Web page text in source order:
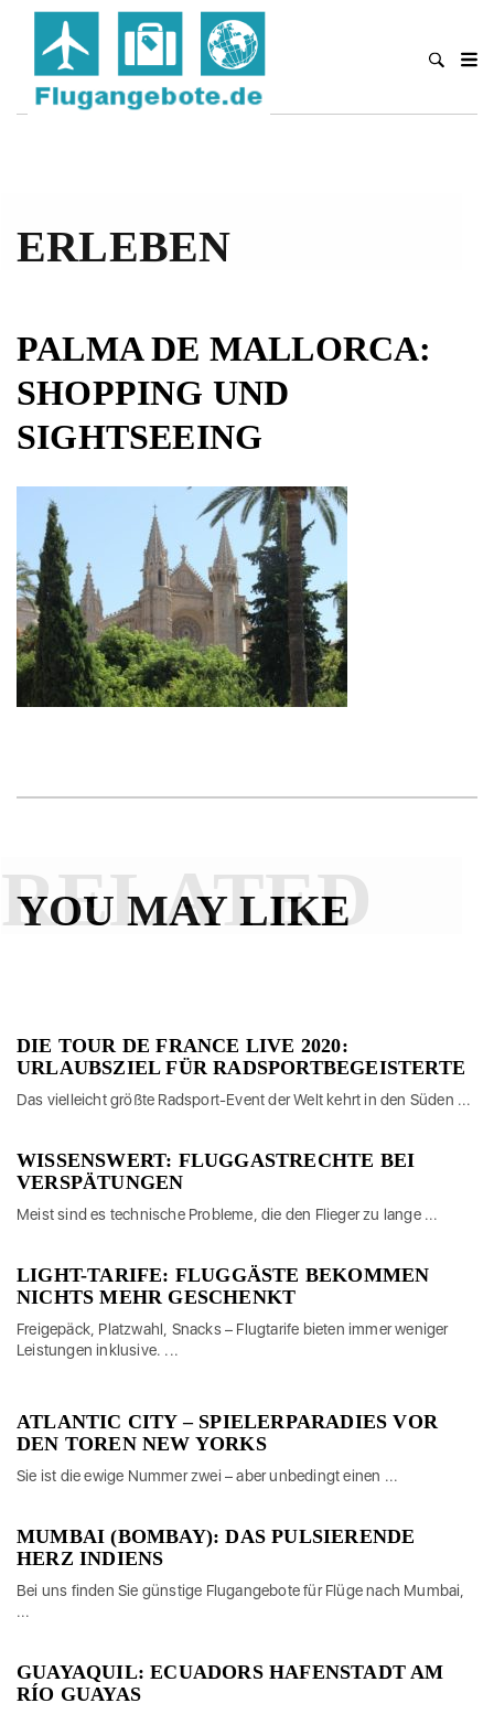
ERLEBEN
PALMA DE MALLORCA:
SHOPPING UND
SIGHTSEEING
YOU MAY LIKE
RELATED
DIE TOUR DE FRANCE LIVE 2020:
URLAUBSZIEL FÜR RADSPORTBEGEISTERTE
Das vielleicht größte Radsport-Event der Welt kehrt in den Süden ...
WISSENSWERT: FLUGGASTRECHTE BEI
VERSPÄTUNGEN
Meist sind es technische Probleme, die den Flieger zu lange ...
LIGHT-TARIFE: FLUGGÄSTE BEKOMMEN
NICHTS MEHR GESCHENKT
Freigepäck, Platzwahl, Snacks – Flugtarife bieten immer weniger
Leistungen inklusive. ...
ATLANTIC CITY – SPIELERPARADIES VOR
DEN TOREN NEW YORKS
Sie ist die ewige Nummer zwei – aber unbedingt einen ...
MUMBAI (BOMBAY): DAS PULSIERENDE
HERZ INDIENS
Bei uns finden Sie günstige Flugangebote für Flüge nach Mumbai,
...
GUAYAQUIL: ECUADORS HAFENSTADT AM
RÍO GUAYAS